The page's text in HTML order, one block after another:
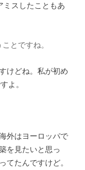
ミスしたこともあ
とですね。
けどね。私が初め
よ。
外はヨーロッパで
を見たいと思っ
てたんですけど。